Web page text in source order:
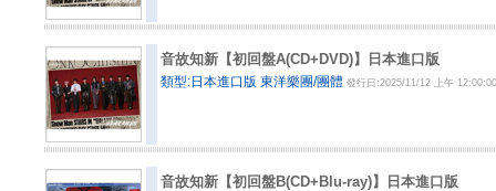
音故知新【初回盤A(CD+DVD)】日本進口版
類型:日本進口版 東洋樂團/團體發行日:2025/11/12 上午
音故知新【初回盤B(CD+Blu-ray)】日本進口版